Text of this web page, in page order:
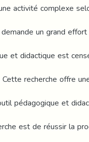
activité complexe
un grand
et didactique est
recherche offre
pédagogique et
est de réussir la